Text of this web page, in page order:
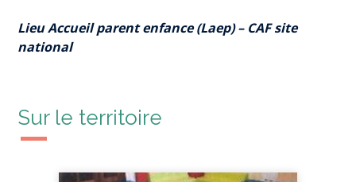
Lieu Accueil parent enfance (Laep) – CAF site
national
Sur le territoire